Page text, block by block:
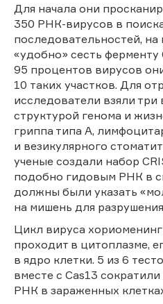
Для начала они
350 РНК-вирусов в
последовательностей,
«удобно» сесть ферменту
95 процентов вирусов
10 таких участков. Для
исследователи взяли три
структурой генома и
гриппа типа А,
и везикулярного
ученые создали набор
подобно гидовым РНК в
должны были указать
на мишень для
Цикл вируса
проходит в цитоплазме,
в ядро клетки. 5 из 6
вместе с Cas13
РНК в зараженных